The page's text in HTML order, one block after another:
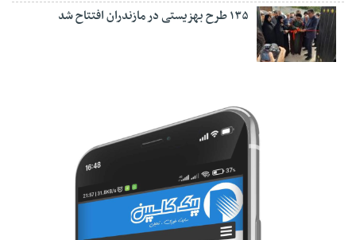
۱۳۵ طرح بهزیستی در مازندران افتتاح شد